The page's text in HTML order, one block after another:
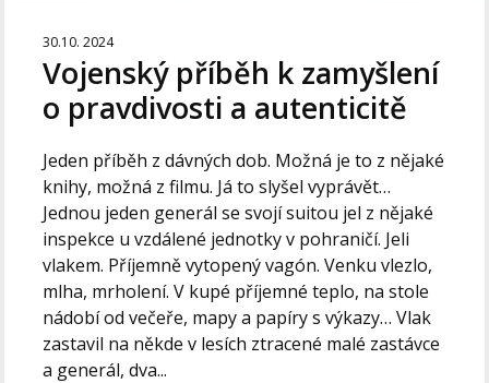
30.10. 2024
Vojenský příběh k zamyšlení
o pravdivosti a autenticitě
Jeden příběh z dávných dob. Možná je to z nějaké
knihy, možná z filmu. Já to slyšel vyprávět…
Jednou jeden generál se svojí suitou jel z nějaké
inspekce u vzdálené jednotky v pohraničí. Jeli
vlakem. Příjemně vytopený vagón. Venku vlezlo,
mlha, mrholení. V kupé příjemné teplo, na stole
nádobí od večeře, mapy a papíry s výkazy… Vlak
zastavil na někde v lesích ztracené malé zastávce
a generál, dva...